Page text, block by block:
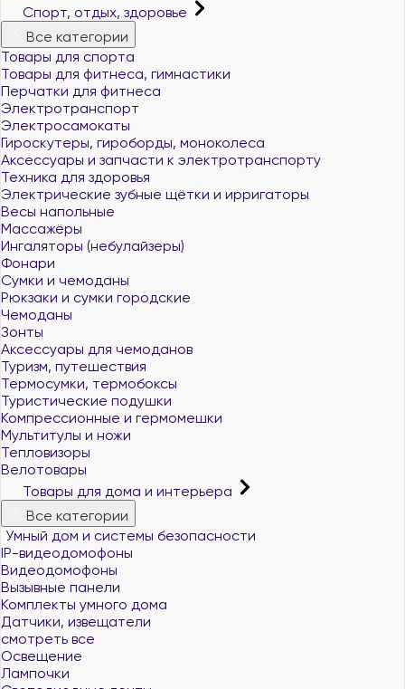
Спорт, отдых, здоровье
Все категории
Товары для спорта
Товары для фитнеса, гимнастики
Перчатки для фитнеса
Электротранспорт
Электросамокаты
Гироскутеры, гироборды, моноколеса
Аксессуары и запчасти к электротранспорту
Техника для здоровья
Электрические зубные щётки и ирригаторы
Весы напольные
Массажёры
Ингаляторы (небулайзеры)
Фонари
Сумки и чемоданы
Рюкзаки и сумки городские
Чемоданы
Зонты
Аксессуары для чемоданов
Туризм, путешествия
Термосумки, термобоксы
Туристические подушки
Компрессионные и гермомешки
Мультитулы и ножи
Тепловизоры
Велотовары
Товары для дома и интерьера
Все категории
Умный дом и системы безопасности
IP-видеодомофоны
Видеодомофоны
Вызывные панели
Комплекты умного дома
Датчики, извещатели
смотреть все
Освещение
Лампочки